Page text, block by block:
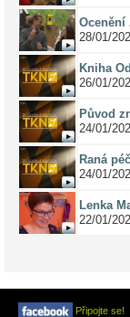
Ocenění
28/01/
Kniha
26/01/
Původ
24/01/
Raná
24/01/
Lenka
22/01/
Připojte se!